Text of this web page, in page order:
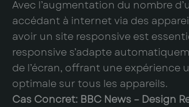
Avec l’augmentation du nombre
accédant à internet via des
avoir un site responsive est
responsive s’adapte
de l’écran, offrant une expérience
optimale sur tous les appareils.
Cas Concret: BBC News – Design